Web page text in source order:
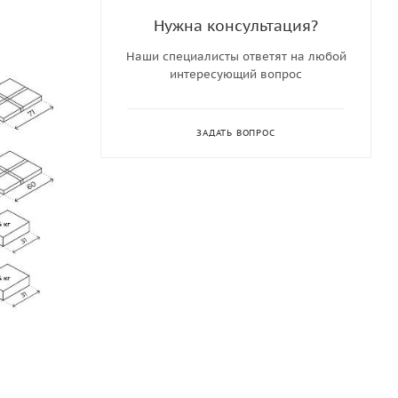
Нужна консультация?
Наши специалисты ответят на любой
интересующий вопрос
ЗАДАТЬ ВОПРОС